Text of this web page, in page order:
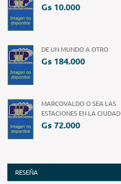
Gs 10.000
DE UN MUNDO A OTRO
Gs 184.000
MARCOVALDO O SEA LAS
ESTACIONES EN LA CIUDAD
Gs 72.000
RESEÑA